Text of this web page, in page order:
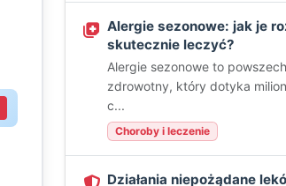
Alergie sezonowe: jak je
skutecznie leczyć?
Alergie sezonowe to
zdrowotny, który dotyka
c...
Choroby i leczenie
Działania niepożądane